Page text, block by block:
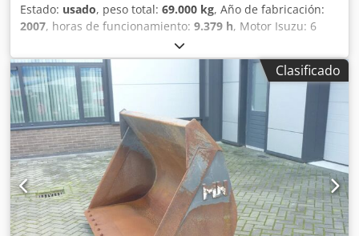
Estado: usado, peso total: 69.000 kg, Año de fabricación:
2007, horas de funcionamiento: 9.379 h, Motor Isuzu: 6
cilindros, 345 kW – AH-6WG1X – EPA y CE Pluma 6,58 m
Brazo 3 m Zapatas de oruga 650 mm Todas las tuberías
hidráulicas (martillo/garra y rotación) Enganche rápido
hidráulico: OIL Quick OQ90 o Lehnhoff HS80 Dksdpfxsul U
H To Akqjr Cazo de excavación profunda – 4,55 m³ SAE
Peso de transporte: 69 t Ancho de transporte: 3,93 m
Ancho de trabajo (4,14 m con escalones) Altura de
transporte: 4,37 m La máquina ha sido revisada y reparada
en nuestro taller Informe a petición Gran mantenimiento
realizado: todos los aceites y filtros cambiados, incluyendo
650 litros de aceite hidráulico. CASE Alemania marzo 2026:
El motor tiene 6 inyectores nuevos (factura a petición)
Clasificado